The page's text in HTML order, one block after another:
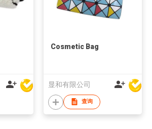
Cosmetic Bag
显和有限公司
查询